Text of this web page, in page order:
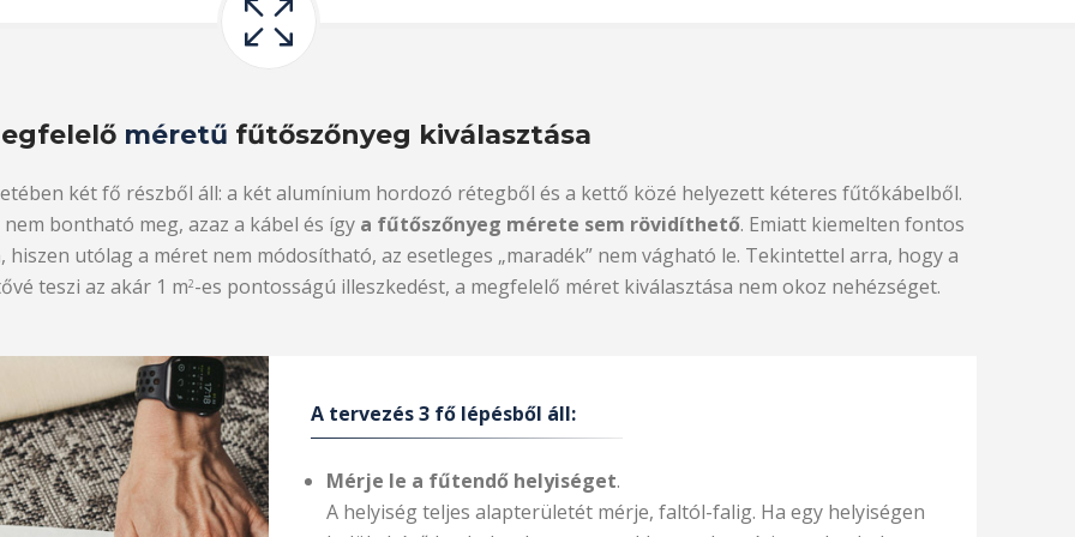
méretű fűtőszőnyeg kiválasztása
két fő részből áll: a két alumínium hordozó rétegből és a kettő közé helyezett kéteres fűtőkábelből.
bontható meg, azaz a kábel és így a fűtőszőnyeg mérete sem rövidíthető. Emiatt kiemelten fontos
hiszen utólag a méret nem módosítható, az esetleges „maradék” nem vágható le. Tekintettel arra, hogy a
teszi az akár 1 m2-es pontosságú illeszkedést, a megfelelő méret kiválasztása nem okoz nehézséget.
A tervezés 3 fő lépésből áll:
Mérje le a fűtendő helyiséget.
A helyiség teljes alapterületét mérje, faltól-falig. Ha egy helyiségen